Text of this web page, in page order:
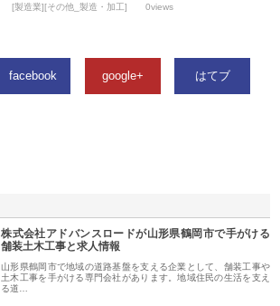
[製造業][その他_製造・加工] 0views
facebook google+ はてブ
株式会社アドバンスロードが山形県鶴岡市で手がける
舗装土木工事と求人情報
山形県鶴岡市で地域の道路基盤を支える企業として、舗装工事や
土木工事を手がける専門会社があります。地域住民の生活を支え
る道…